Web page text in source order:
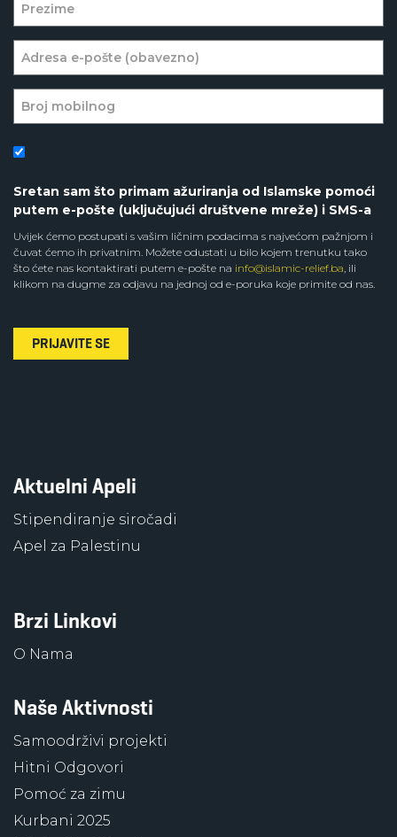
Sretan sam što primam ažuriranja od Islamske pomoći
putem e-pošte (uključujući društvene mreže) i SMS-a
Uvijek ćemo postupati s vašim ličnim podacima s najvećom pažnjom i
čuvat ćemo ih privatnim. Možete odustati u bilo kojem trenutku tako
što ćete nas kontaktirati putem e-pošte na info@islamic-relief.ba , ili
klikom na dugme za odjavu na jednoj od e-poruka koje primite od nas.
PRIJAVITE SE
Aktuelni Apeli
Stipendiranje siročadi
Apel za Palestinu
Brzi Linkovi
O Nama
Naše Aktivnosti
Samoodrživi projekti
Hitni Odgovori
Pomoć za zimu
Kurbani 2025